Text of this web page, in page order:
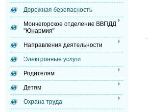
Дорожная безопасность
Мончегорское отделение ВВПДД
"Юнармия"
Направления деятельности
Электронные услуги
Родителям
Детям
Охрана труда